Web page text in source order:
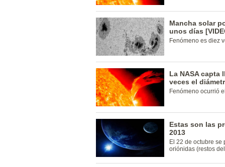
Mancha solar
unos días
Fenómeno es diez
La NASA capta
veces el
Fenómeno ocurrió
Estas son las
2013
El 22 de octubre
oriónidas (restos